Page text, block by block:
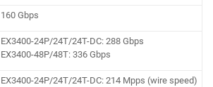
160 Gbps
EX3400-24P/24T/24T-DC: 288 Gbps
EX3400-48P/48T: 336 Gbps
EX3400-24P/24T/24T-DC: 214 Mpps (wire speed)